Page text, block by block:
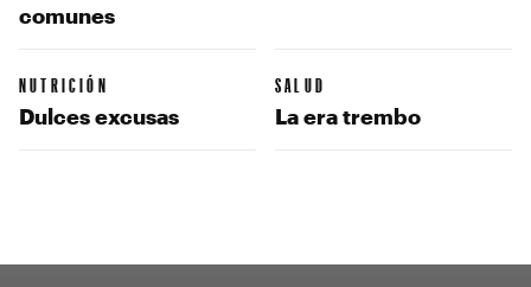
comunes
NUTRICIÓN
Dulces excusas
SALUD
La era trembo